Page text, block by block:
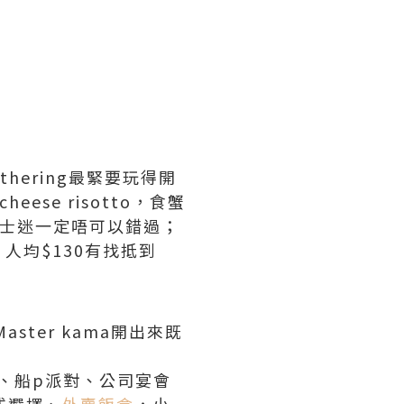
最緊要玩得開
cheese risotto，食蟹
迷一定唔可以錯過；
均$130有找抵到
kama開出來既
船p派對、公司宴會